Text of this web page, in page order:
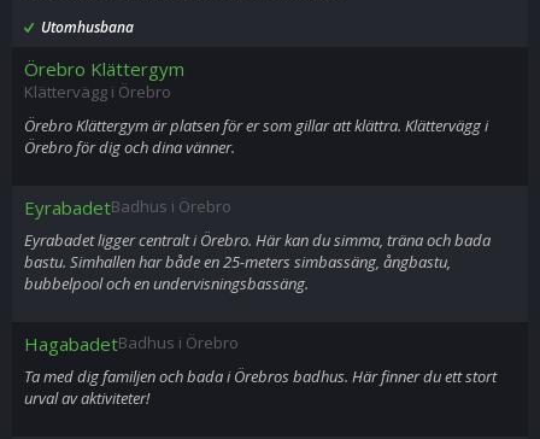
Utomhusbana
Örebro Klättergym
Klättervägg i Örebro
Örebro Klättergym är platsen för er som gillar att klättra. Klättervägg i
Örebro för dig och dina vänner.
EyrabadetBadhus i Örebro
Eyrabadet ligger centralt i Örebro. Här kan du simma, träna och bada
bastu. Simhallen har både en 25-meters simbassäng, ångbastu,
bubbelpool och en undervisningsbassäng.
HagabadetBadhus i Örebro
Ta med dig familjen och bada i Örebros badhus. Här finner du ett stort
urval av aktiviteter!